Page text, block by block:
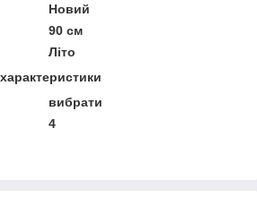
Новий
90 см
Літо
вибрати
4